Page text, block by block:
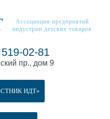
Ассоциация предприятий
индустрии детских товаров
02-81
пр., дом 9
ИДТ»